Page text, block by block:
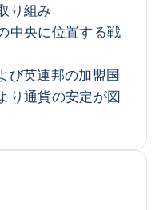
り組み
中央に位置する戦
び英連邦の加盟国
り通貨の安定が図